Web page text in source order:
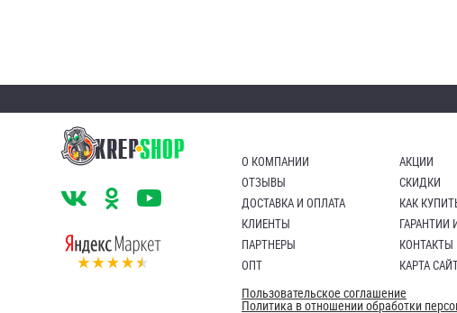
О КОМПАНИИ
ОТЗЫВЫ
ДОСТАВКА И ОПЛАТА
КЛИЕНТЫ
ПАРТНЕРЫ
ОПТ
АКЦИИ
СКИДКИ
КАК
ГАРАНТИИ
КОНТАКТЫ
КАРТА
Пользовательское соглашение
Политика в отношении обработки